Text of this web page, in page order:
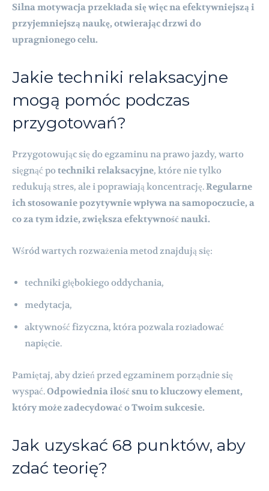
Silna motywacja przekłada się więc na efektywniejszą i
przyjemniejszą naukę, otwierając drzwi do
upragnionego celu.
Jakie techniki relaksacyjne
mogą pomóc podczas
przygotowań?
Przygotowując się do egzaminu na prawo jazdy, warto
sięgnąć potechniki relaksacyjne, które nie tylko
redukują stres, ale i poprawiają koncentrację.Regularne
ich stosowanie pozytywnie wpływa na samopoczucie, a
co za tym idzie, zwiększa efektywność nauki.
Wśród wartych rozważenia metod znajdują się:
techniki głębokiego oddychania,
medytacja,
aktywność fizyczna, która pozwala rozładować
napięcie.
Pamiętaj, aby dzień przed egzaminem porządnie się
wyspać.Odpowiednia ilość snu to kluczowy element,
który może zadecydować o Twoim sukcesie.
Jak uzyskać 68 punktów, aby
zdać teorię?